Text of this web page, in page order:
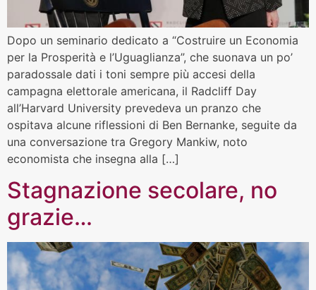
Dopo un seminario dedicato a “Costruire un Economia
per la Prosperità e l’Uguaglianza”, che suonava un po’
paradossale dati i toni sempre più accesi della
campagna elettorale americana, il Radcliff Day
all’Harvard University prevedeva un pranzo che
ospitava alcune riflessioni di Ben Bernanke, seguite da
una conversazione tra Gregory Mankiw, noto
economista che insegna alla […]
Stagnazione secolare, no
grazie…